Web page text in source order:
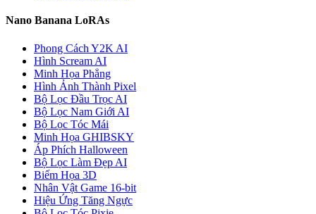
Nano Banana LoRAs
Phong Cách Y2K AI
Hình Scream AI
Minh Họa Phẳng
Hình Ảnh Thành Pixel
Bộ Lọc Đầu Trọc AI
Bộ Lọc Nam Giới AI
Bộ Lọc Tóc Mái
Minh Họa GHIBSKY
Áp Phích Halloween
Bộ Lọc Làm Đẹp AI
Biếm Họa 3D
Nhân Vật Game 16-bit
Hiệu Ứng Tăng Ngực